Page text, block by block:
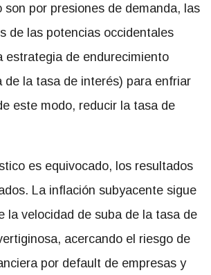
son por presiones de demanda, las
de las potencias occidentales
estrategia de endurecimiento
de la tasa de interés) para enfriar
este modo, reducir la tasa de
es equivocado, los resultados
La inflación subyacente sigue
la velocidad de suba de la tasa de
acercando el riesgo de
por default de empresas y